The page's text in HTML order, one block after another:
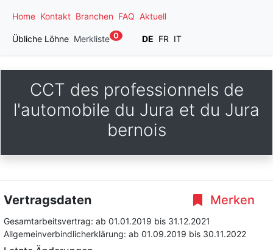
Home Kontakt Branchen FAQ Aktuell
Übliche Löhne Merkliste 0 DE FR IT
CCT des professionnels de
l'automobile du Jura et du Jura
bernois
Merken
Vertragsdaten
Gesamtarbeitsvertrag: ab 01.01.2019 bis 31.12.2021
Allgemeinverbindlicherklärung: ab 01.09.2019 bis 30.11.2022